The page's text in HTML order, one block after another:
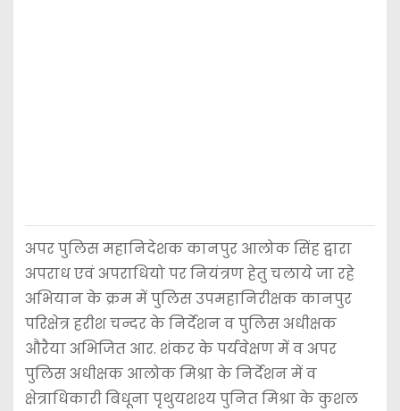
अपर पुलिस महानिदेशक कानपुर आलोक सिंह द्वारा
अपराध एवं अपराधियो पर नियंत्रण हेतु चलाये जा रहे
अभियान के क्रम में पुलिस उपमहानिरीक्षक कानपुर
परिक्षेत्र हरीश चन्दर के निर्देशन व पुलिस अधीक्षक
औरैया अभिजित आर. शंकर के पर्यवेक्षण में व अपर
पुलिस अधीक्षक आलोक मिश्रा के निर्देशन में व
क्षेत्राधिकारी बिधूना पृथुयशश्य पुनित मिश्रा के कुशल